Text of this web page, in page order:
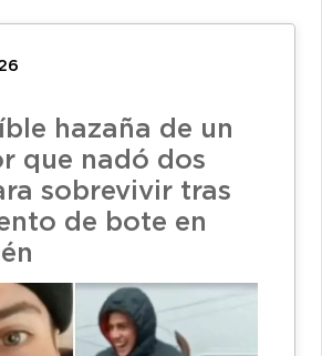
hazaña de un
que nadó dos
sobrevivir tras
de bote en